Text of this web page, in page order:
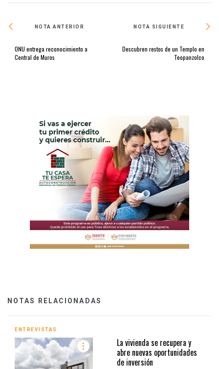
NOTA ANTERIOR
ONU entrega reconocimiento a
Central de Muros
NOTA SIGUIENTE
Descubren restos de un Templo en
Teopanzolco
NOTAS RELACIONADAS
ENTREVISTAS
La vivienda se recupera y
abre nuevas oportunidades
de inversión